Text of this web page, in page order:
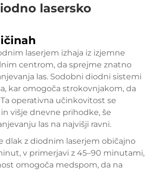
lasersko
laserjem izhaja iz izjemne
centrom, da sprejme znatno
las. Sodobni diodni sistemi
kar omogoča strokovnjakom, da
operativna učinkovitost se
višje dnevne prihodke, še
las na najvišji ravni.
dlak z diodnim laserjem običajno
v primerjavi z 45–90 minutami,
omogoča medspom, da na